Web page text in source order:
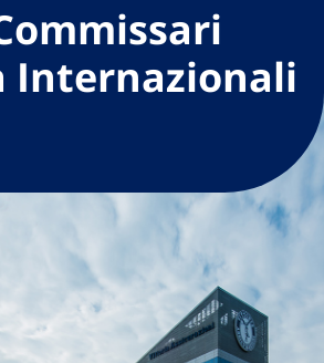
Internazionali